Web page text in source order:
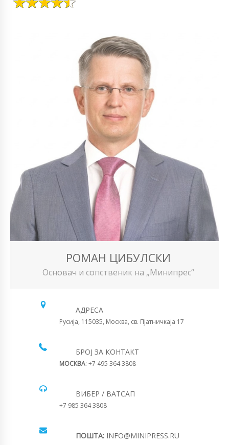
РОМАН ЦИБУЛСКИ
Основач и сопственик на „Минипрес“
АДРЕСА
Русија, 115035, Москва, св. Пјатничкаја 17
БРОЈ ЗА КОНТАКТ
МОСКВА: +7 495 364 3808
ВИБЕР / ВАТСАП
+7 985 364 3808
ПОШТА: INFO@MINIPRESS.RU